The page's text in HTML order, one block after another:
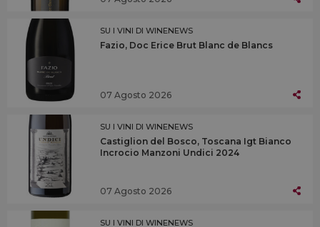
SU I VINI DI WINENEWS
Fazio, Doc Erice Brut Blanc de Blancs
07 Agosto 2026
SU I VINI DI WINENEWS
Castiglion del Bosco, Toscana Igt Bianco
Incrocio Manzoni Undici 2024
07 Agosto 2026
SU I VINI DI WINENEWS